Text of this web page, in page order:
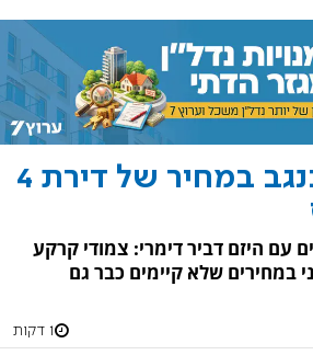
וילה פרטית בנגב במחיר של דירת 4
עם היזם דביר דימרי: צמודי קרקע
במחירים שלא קיימים כבר גם
1 דקות